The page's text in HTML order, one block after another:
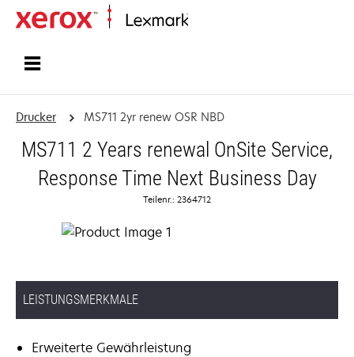
Drucker MS711 2yr renew OSR NBD
MS711 2 Years renewal OnSite Service,
Response Time Next Business Day
Teilenr.: 2364712
LEISTUNGSMERKMALE
Erweiterte Gewährleistung